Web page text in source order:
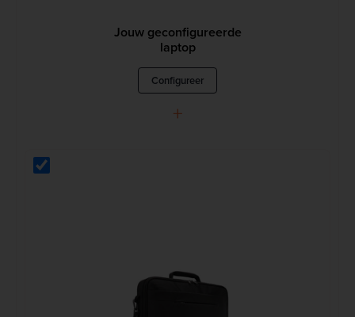
Jouw geconfigureerde
laptop
Configureer
+